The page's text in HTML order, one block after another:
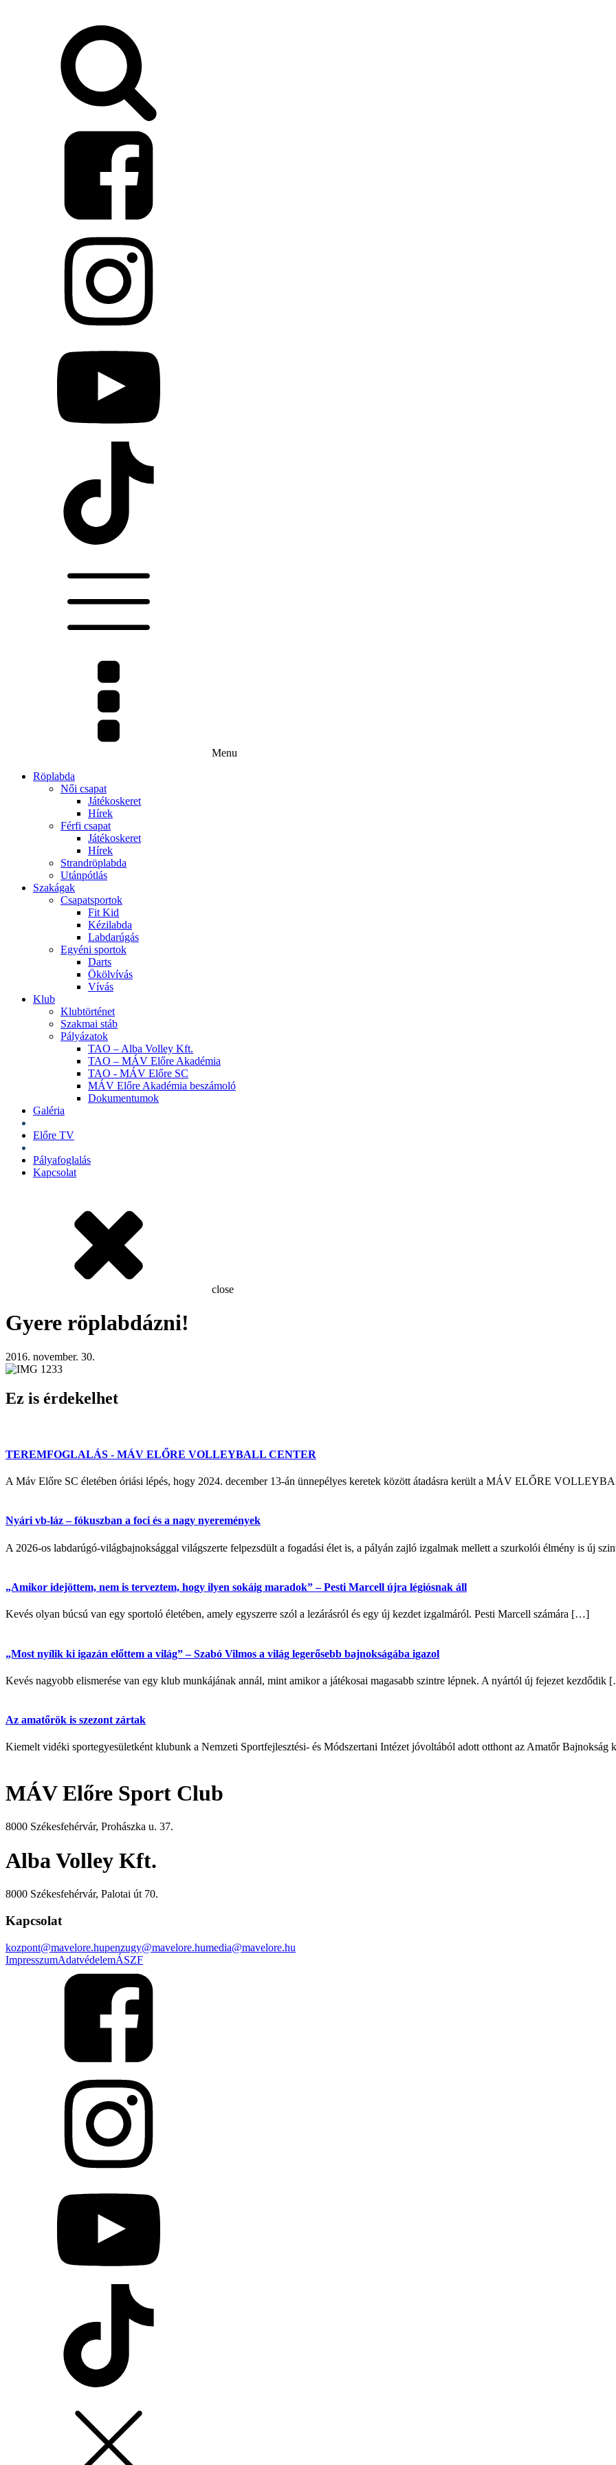
Menu
Röplabda
Női csapat
Játékoskeret
Hírek
Férfi csapat
Játékoskeret
Hírek
Strandröplabda
Utánpótlás
Szakágak
Csapatsportok
Fit Kid
Kézilabda
Labdarúgás
Egyéni sportok
Darts
Ökölvívás
Vívás
Klub
Klubtörténet
Szakmai stáb
Pályázatok
TAO – Alba Volley Kft.
TAO – MÁV Előre Akadémia
TAO - MÁV Előre SC
MÁV Előre Akadémia beszámoló
Dokumentumok
Galéria
Előre TV
Pályafoglalás
Kapcsolat
close
Gyere röplabdázni!
2016. november. 30.
Ez is érdekelhet
TEREMFOGLALÁS - MÁV ELŐRE VOLLEYBALL CENTER
A Máv Előre SC életében óriási lépés, hogy 2024. december 13-án ünnepélyes keretek között átadásra került a MÁV ELŐRE
Nyári vb-láz – fókuszban a foci és a nagy nyeremények
A 2026-os labdarúgó-világbajnoksággal világszerte felpezsdült a fogadási élet is, a pályán zajló izgalmak mellett a szurkolói élmény is új
„Amikor idejöttem, nem is terveztem, hogy ilyen sokáig maradok” – Pesti Marcell újra légiósnak áll
Kevés olyan búcsú van egy sportoló életében, amely egyszerre szól a lezárásról és egy új kezdet izgalmáról. Pesti Marcell számára […]
„Most nyílik ki igazán előttem a világ” – Szabó Vilmos a világ legerősebb bajnokságába igazol
Kevés nagyobb elismerése van egy klub munkájának annál, mint amikor a játékosai magasabb szintre lépnek. A nyártól új fejezet kezdődik
Az amatőrök is szezont zártak
Kiemelt vidéki sportegyesületként klubunk a Nemzeti Sportfejlesztési- és Módszertani Intézet jóvoltából adott otthont az Amatőr
MÁV Előre Sport Club
8000 Székesfehérvár, Prohászka u. 37.
Alba Volley Kft.
8000 Székesfehérvár, Palotai út 70.
Kapcsolat
kozpont@mavelore.hupenzugy@mavelore.humedia@mavelore.hu
ImpresszumAdatvédelemÁSZF